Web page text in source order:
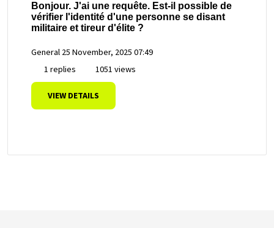
Bonjour. J'ai une requête. Est-il possible de
vérifier l'identité d'une personne se disant
militaire et tireur d'élite ?
General 25 November, 2025 07:49
1 replies
1051 views
VIEW DETAILS